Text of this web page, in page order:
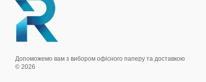
Допоможемо вам з вибором офісного паперу та доставкою
© 2026